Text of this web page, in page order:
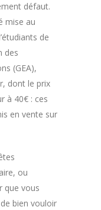
défaut.
mise au
de
des
(GEA),
dont le prix
à 40€ : ces
en vente sur
ou
que vous
bien vouloir